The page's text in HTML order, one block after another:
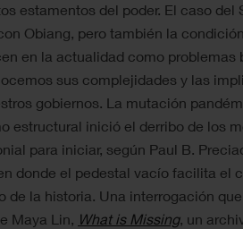
estamentos del poder. El caso del
Obiang, pero también la
en la actualidad como problemas
sus complejidades y las
gobiernos. La mutación
estructural inició el derribo de los
para iniciar, según Paul B.
donde el pedestal vacío facilita el
de la historia. Una interrogación
Maya Lin, What is Missing, un